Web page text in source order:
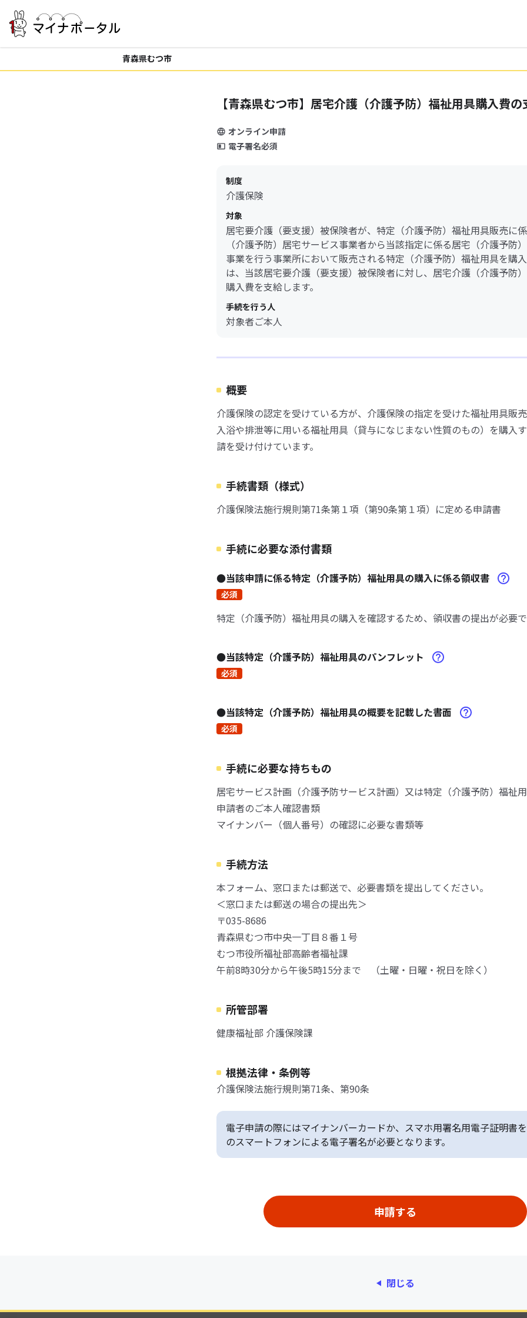
青森県むつ市
【青森県むつ市】居宅介護（介護予防）福祉用具購入費
オンライン申請
電子署名必須
制度
介護保険
対象
居宅要介護（要支援）被保険者が、特定（介護予防）福祉用具販売に
（介護予防）居宅サービス事業者から当該指定に係る居宅（介護予防
事業を行う事業所において販売される特定（介護予防）福祉用具を購
は、当該居宅要介護（要支援）被保険者に対し、居宅介護（介護予防
購入費を支給します。
手続を行う人
対象者ご本人
概要
介護保険の認定を受けている方が、介護保険の指定を受けた福祉用具販
入浴や排泄等に用いる福祉用具（貸与になじまない性質のもの）を購入
請を受け付けています。
手続書類（様式）
介護保険法施行規則第71条第１項（第90条第１項）に定める申請書
手続に必要な添付書類
●当該申請に係る特定（介護予防）福祉用具の購入に係る領収書
必須
特定（介護予防）福祉用具の購入を確認するため、領収書の提出が必要
●当該特定（介護予防）福祉用具のパンフレット
必須
●当該特定（介護予防）福祉用具の概要を記載した書面
必須
手続に必要な持ちもの
居宅サービス計画（介護予防サービス計画）又は特定（介護予防）福祉
申請者のご本人確認書類
マイナンバー（個人番号）の確認に必要な書類等
手続方法
本フォーム、窓口または郵送で、必要書類を提出してください。
＜窓口または郵送の場合の提出先＞
〒035-8686
青森県むつ市中央一丁目８番１号
むつ市役所福祉部高齢者福祉課
午前8時30分から午後5時15分まで （土曜・日曜・祝日を除く）
所管部署
健康福祉部 介護保険課
根拠法律・条例等
介護保険法施行規則第71条、第90条
電子申請の際にはマイナンバーカードか、スマホ用署名用電子証明書
のスマートフォンによる電子署名が必要となります。
閉じる